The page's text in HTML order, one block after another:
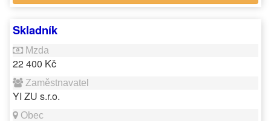
Skladník
22 400 Kč
YI ZU s.r.o.